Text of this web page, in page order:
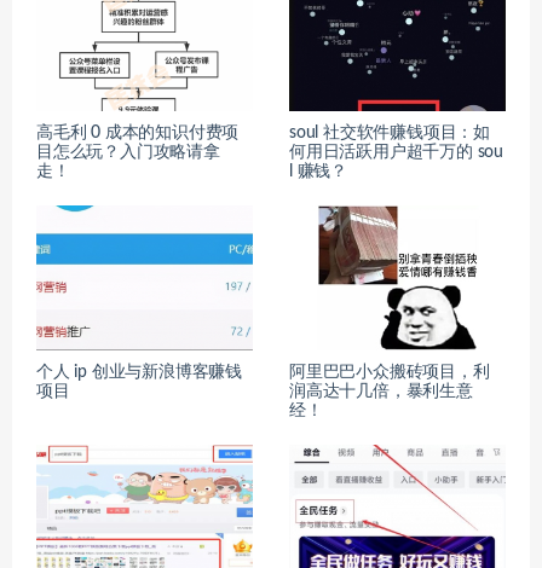
高毛利 0 成本的知识付费项
目怎么玩？入门攻略请拿
走！
soul 社交软件赚钱项目：如
何用日活跃用户超千万的 sou
l 赚钱？
个人 ip 创业与新浪博客赚钱
项目
阿里巴巴小众搬砖项目，利
润高达十几倍，暴利生意
经！